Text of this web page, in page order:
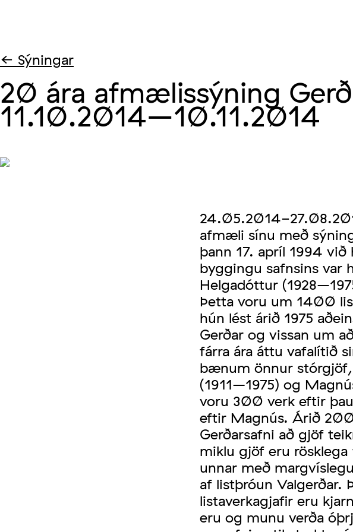
← Sýningar
20 ára afmælissýning
11.10.2014–10.11.2014
24.05.2014-
afmæli sínu með
þann 17. apríl 1994
byggingu safnsins var
Helgadóttur
Þetta voru um 1400
hún lést árið 1975
Gerðar og vissan um
fárra ára áttu vafalítið
bænum önnur
(1911–1975) og
voru 300 verk eftir
eftir Magnús. Árið
Gerðarsafni að gjöf
miklu gjöf eru
unnar með
af listþróun Valgerðar.
listaverkagjafir eru
eru og munu verða